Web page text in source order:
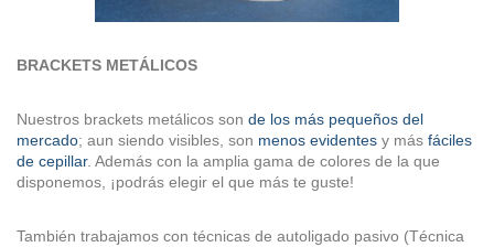
BRACKETS METÁLICOS
Nuestros brackets metálicos son de los más pequeños del
mercado; aun siendo visibles, son menos evidentes y más fáciles
de cepillar. Además con la amplia gama de colores de la que
disponemos, ¡podrás elegir el que más te guste!
También trabajamos con técnicas de autoligado pasivo (Técnica